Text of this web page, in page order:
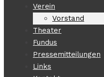
Verein
Vorstand
Theater
Fundus
Pressemitteilungen
Links